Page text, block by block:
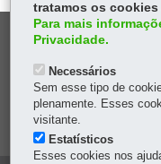
MAPA DO SITE
DENUNCIE
OUVIDORIA
tratamos os
Para mais
Privacidade.
Necessários
Sem esse tipo de
plenamente. Esses
visitante.
Estatísticos
Esses cookies nos